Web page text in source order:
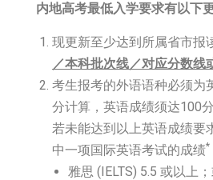
内地高考最低入学要求有以下
现更新至少达到所属省市报
／本科批次线／对应分数线
考生报考的外语语种必须为
分计算，英语成绩须达100
若未能达到以上英语成绩要
中一项国际英语考试的成绩*
雅思 (IELTS) 5.5 或以上